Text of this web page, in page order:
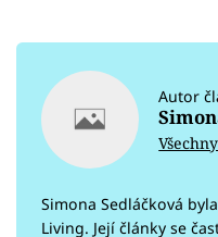
Autor
Simona Sedláčková
Living. Její články se